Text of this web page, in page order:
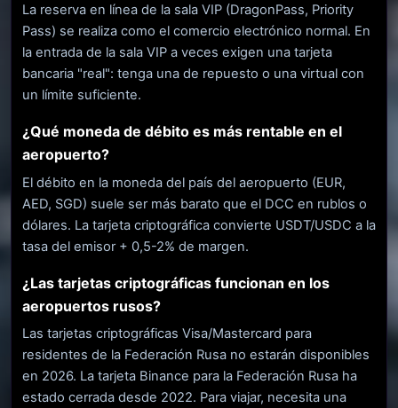
La reserva en línea de la sala VIP (DragonPass, Priority
Pass) se realiza como el comercio electrónico normal. En
la entrada de la sala VIP a veces exigen una tarjeta
bancaria "real": tenga una de repuesto o una virtual con
un límite suficiente.
¿Qué moneda de débito es más rentable en el
aeropuerto?
El débito en la moneda del país del aeropuerto (EUR,
AED, SGD) suele ser más barato que el DCC en rublos o
dólares. La tarjeta criptográfica convierte USDT/USDC a la
tasa del emisor + 0,5-2% de margen.
¿Las tarjetas criptográficas funcionan en los
aeropuertos rusos?
Las tarjetas criptográficas Visa/Mastercard para
residentes de la Federación Rusa no estarán disponibles
en 2026. La tarjeta Binance para la Federación Rusa ha
estado cerrada desde 2022. Para viajar, necesita una